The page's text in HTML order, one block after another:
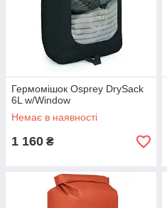
Гермомішок Osprey DrySack
6L w/Window
Немає в наявності
1 160 ₴